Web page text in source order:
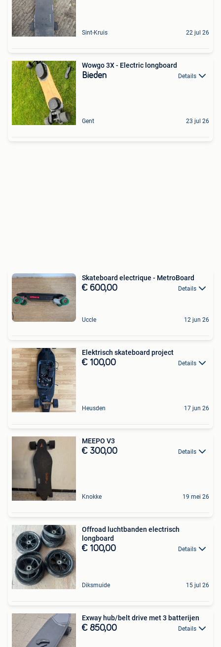
Sint-Kruis 22 jul 26
Wowgo 3X - Electric longboard
Bieden Details
Gent 23 jul 26
Skateboard electrique - MetroBoard
€ 600,00 Details
Uccle 12 jun 26
Elektrisch skateboard project
€ 100,00 Details
Heusden 17 jun 26
MEEPO V3
€ 300,00 Details
Knokke 19 mei 26
Offroad luchtbanden electrisch
longboard
€ 100,00 Details
Diksmuide 15 jul 26
Exway hub/belt drive met 3 batterijen
€ 850,00 Details